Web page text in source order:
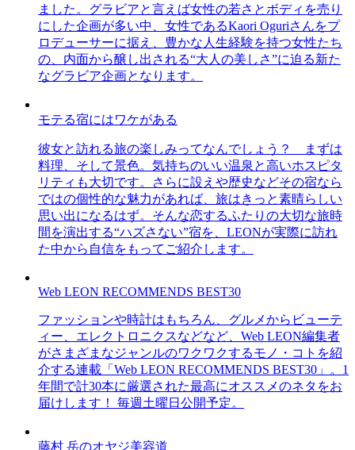
ました。グラビアと言えば女性の若さとボディを売り
にした企画が多い中、女性であるKaori Oguriさんをプ
ロデューサーに据え、豊かな人生経験を持つ女性たち
の、内面から醸し出される“大人の美しさ”に迫る新た
なグラビア企画となります。
モテる宿にはワケがある
彼女と訪れる旅の楽しみってなんでしょう？ まずは
料理、そして景色。気持ちのいい温泉と高いホスピタ
リティも大切です。さらに設えや歴史などその宿なら
ではの個性的な魅力があれば、旅はきっと素晴らしい
思い出になるはず。そんな恋するふたりの大切な旅時
間を演出する“ハズさない”宿を、LEONが実際に訪れ
た中から自信をもってご紹介します。
Web LEON RECOMMENDS BEST30
ファッションや時計はもちろん、グルメからビューテ
ィー、エレクトロニクスなどなど、Web LEON編集者
がさまざまなジャンルのワクワクするモノ・コトを紹
介する連載「Web LEON RECOMMENDS BEST30」。1
年間で計30本に厳選された最高にオススメのネタをお
届けします！ 毎週土曜日公開予定。
藤村 岳のオヤジ美容道